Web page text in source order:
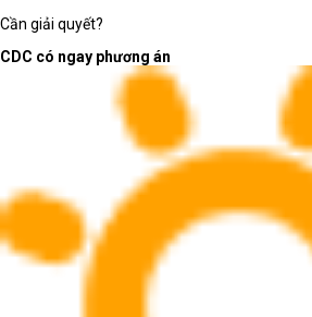
Cần giải quyết?
CDC có ngay phương án